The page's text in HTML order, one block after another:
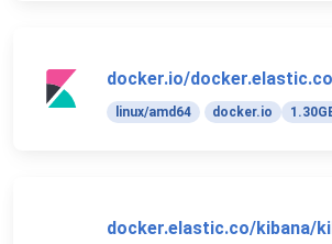
docker.io/
linux/amd64 docker.io
docker.elastic.co/kibana/